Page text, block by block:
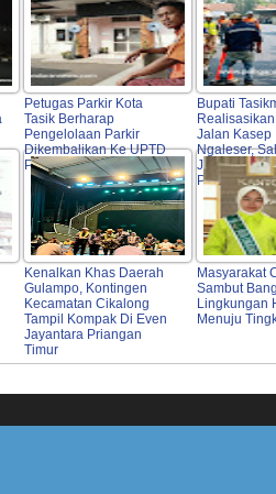
Petugas Parkir Kota
Tasik Berharap
Pengelolaan Parkir
Dikembalikan Ke UPTD
Parkir Dishub
Bupati
Jalan Kasep
Ngaleser,
Jalan
Kenalkan Khas Daerah
Gulampo, Kontingen
Kecamatan Cikalong
Tampil Kompak Di Even
Jayantara Priangan
Timur
Masyarakat
Sambut
Lingkungan
Menuju